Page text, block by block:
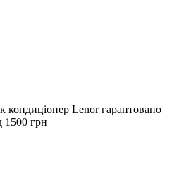
Lenor гарантовано
1500 грн